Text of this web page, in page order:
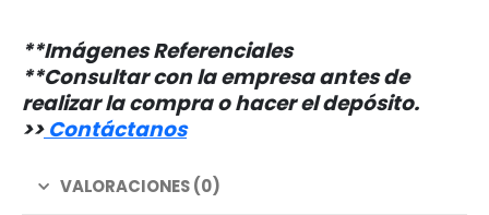
**Imágenes Referenciales
**Consultar con la empresa antes de
realizar la compra o hacer el depósito.
>>Contáctanos
VALORACIONES (0)